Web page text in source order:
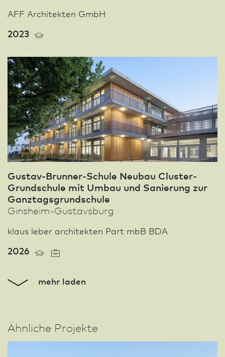
AFF Architekten GmbH
2023
Gustav-Brunner-Schule Neu­bau Cluster-
Grund­schule mit Umbau und Sanierung zur
Ganztagsgrundschule
Ginsheim-Gustavsburg
klaus leber architekten Part mbB BDA
2026
mehr laden
Ähnliche Projekte